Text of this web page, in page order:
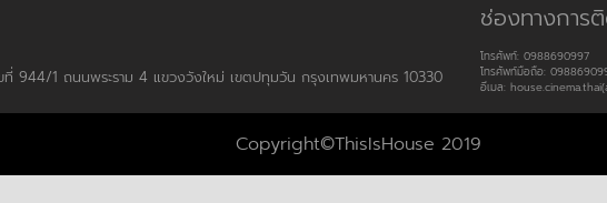
ที่ 944/1 ถนนพระราม 4 แขวงวังใหม่ เขตปทุมวัน กรุงเทพมหานคร 10330
ช่องทางการ
โทรศัพท์: 0988690997
โทรศัพท์มือถือ:
อีเมล:
Copyright©ThisIsHouse 2019